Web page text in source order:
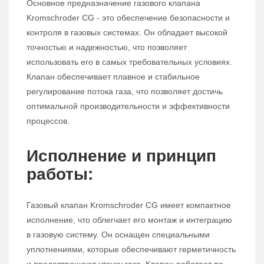
Основное предназначение газового клапана
Kromschroder CG - это обеспечение безопасности и
контроля в газовых системах. Он обладает высокой
точностью и надежностью, что позволяет
использовать его в самых требовательных условиях.
Клапан обеспечивает плавное и стабильное
регулирование потока газа, что позволяет достичь
оптимальной производительности и эффективности
процессов.
Исполнение и принцип
работы:
Газовый клапан Kromschroder CG имеет компактное
исполнение, что облегчает его монтаж и интеграцию
в газовую систему. Он оснащен специальными
уплотнениями, которые обеспечивают герметичность